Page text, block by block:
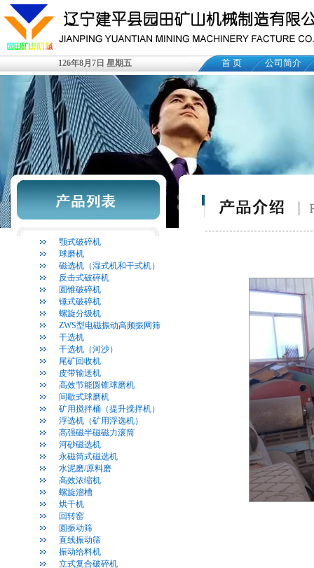
126年8月7日 星期五 首 页 公司简介
颚式破碎机
球磨机
磁选机（湿式机和干式机）
反击式破碎机
圆锥破碎机
锤式破碎机
螺旋分级机
ZWS型电磁振动高频振网筛
干选机
干选机（河沙）
尾矿回收机
皮带输送机
高效节能圆锥球磨机
间歇式球磨机
矿用搅拌桶（提升搅拌机）
浮选机（矿用浮选机）
高强磁半磁磁力滚筒
河砂磁选机
永磁筒式磁选机
水泥磨/原料磨
高效浓缩机
螺旋溜槽
烘干机
回转窑
圆振动筛
直线振动筛
振动给料机
立式复合破碎机